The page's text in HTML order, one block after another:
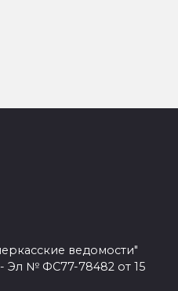
ведомости"
Эл № ФС77-78482 от 15